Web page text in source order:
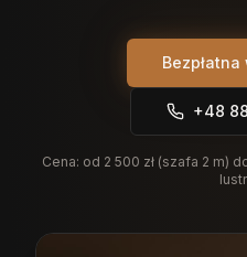
+48
Cena: od 2 500 zł (szafa 2 m)